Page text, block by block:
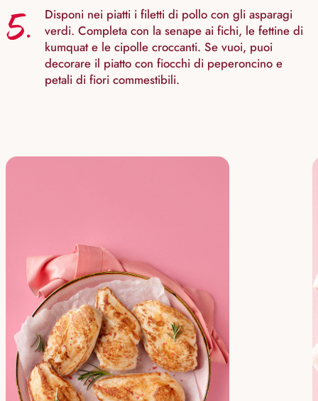
5.
Disponi nei piatti i filetti di pollo con gli asparagi
verdi. Completa con la senape ai fichi, le fettine di
kumquat e le cipolle croccanti. Se vuoi, puoi
decorare il piatto con fiocchi di peperoncino e
petali di fiori commestibili.